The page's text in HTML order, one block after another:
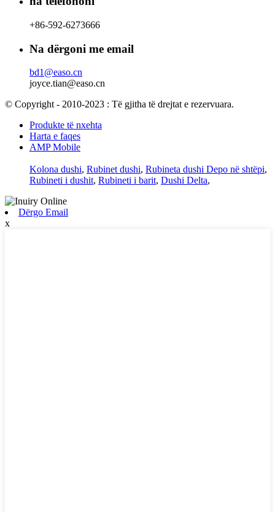
+86-592-6273666
Na dërgoni me email
bd1@easo.cn
joyce.tian@easo.cn
© Copyright - 2010-2023 : Të gjitha të drejtat e rezervuara.
Produkte të nxehta
Harta e faqes
AMP Mobile
Kolona dushi, Rubinet dushi, Rubineta dushi Depo në shtëpi,
Rubineti i dushit, Rubineti i barit, Dushi Delta,
Dërgo Email
x